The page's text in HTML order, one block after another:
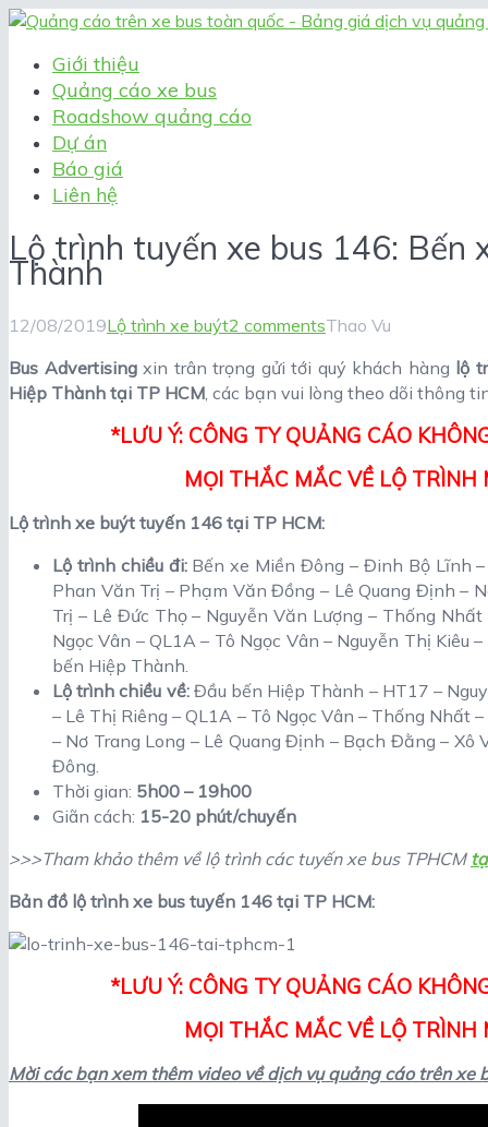
Giới thiệu
Quảng cáo xe bus
Roadshow quảng cáo
Dự án
Báo giá
Liên hệ
Lộ trình tuyến xe bus 146: Bến
Thành
12/08/2019Lộ trình xe buýt2 commentsThao Vu
Bus Advertisingxin trân trọng gửi tới quý khách hàng lộ
Hiệp Thành tại TP HCM , các bạn vui lòng theo dõi thông
*LƯU Ý: CÔNG TY QUẢNG CÁO
MỌI THẮC MẮC VỀ LỘ TRÌNH
Lộ trình xe buýt tuyến 146 tại TP HCM:
Lộ trình chiều đi: Bến xe Miền Đông – Đinh Bộ Lĩnh
Phan Văn Trị – Phạm Văn Đồng – Lê Quang Định –
Trị – Lê Đức Thọ – Nguyễn Văn Lượng – Thống
Ngọc Vân – QL1A – Tô Ngọc Vân – Nguyễn Thị
bến Hiệp Thành.
Lộ trình chiều về: Đầu bến Hiệp Thành – HT17 –
– Lê Thị Riêng – QL1A – Tô Ngọc Vân – Thống Nhất
– Nơ Trang Long – Lê Quang Định – Bạch Đằng –
Đông.
Thời gian: 5h00 – 19h00
Giãn cách: 15-20 phút/chuyến
>>>Tham khảo thêm về lộ trình các tuyến xe bus TPHCM
Bản đồ lộ trình xe bus tuyến 146 tại TP HCM:
*LƯU Ý: CÔNG TY QUẢNG CÁO
MỌI THẮC MẮC VỀ LỘ TRÌNH
Mời các bạn xem thêm video về dịch vụ quảng cáo trên xe